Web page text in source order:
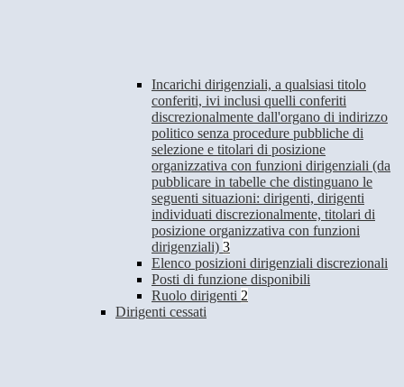
Incarichi dirigenziali, a qualsiasi titolo
conferiti, ivi inclusi quelli conferiti
discrezionalmente dall'organo di indirizzo
politico senza procedure pubbliche di
selezione e titolari di posizione
organizzativa con funzioni dirigenziali (da
pubblicare in tabelle che distinguano le
seguenti situazioni: dirigenti, dirigenti
individuati discrezionalmente, titolari di
posizione organizzativa con funzioni
dirigenziali) 3
Elenco posizioni dirigenziali discrezionali
Posti di funzione disponibili
Ruolo dirigenti 2
Dirigenti cessati